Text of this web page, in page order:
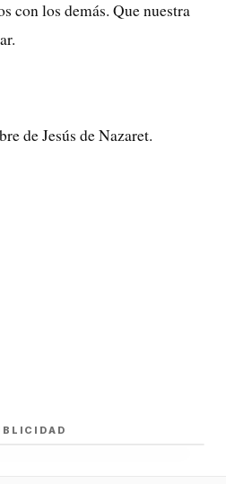
con los demás. Que nuestra
de Jesús de Nazaret.